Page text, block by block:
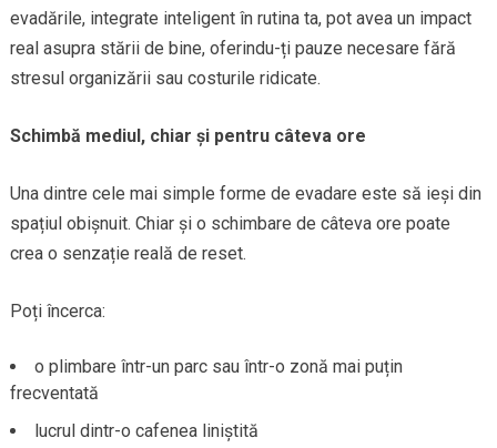
evadările, integrate inteligent în rutina ta, pot avea un impact
real asupra stării de bine, oferindu-ți pauze necesare fără
stresul organizării sau costurile ridicate.
Schimbă mediul, chiar și pentru câteva ore
Una dintre cele mai simple forme de evadare este să ieși din
spațiul obișnuit. Chiar și o schimbare de câteva ore poate
crea o senzație reală de reset.
Poți încerca:
o plimbare într-un parc sau într-o zonă mai puțin
frecventată
lucrul dintr-o cafenea liniștită